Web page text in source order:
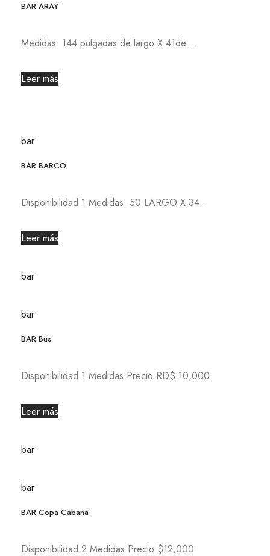
BAR ARAY
Medidas: 144 pulgadas de largo X 41de...
Leer más
bar
BAR BARCO
Disponibilidad 1 Medidas: 50 LARGO X 34...
Leer más
bar
bar
BAR Bus
Disponibilidad 1 Medidas Precio RD$ 10,000
Leer más
bar
bar
BAR Copa Cabana
Disponibilidad 2 Medidas Precio $12,000